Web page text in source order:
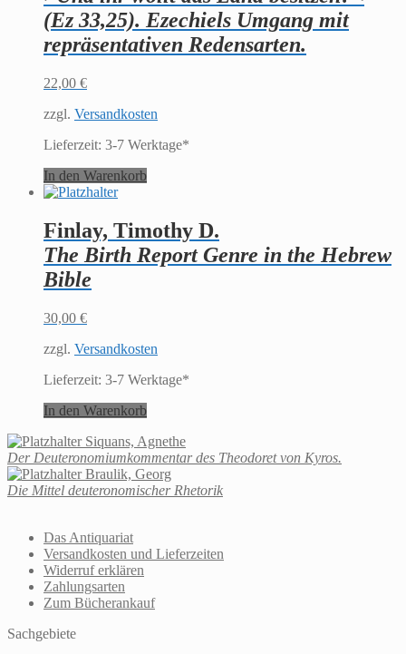
(Ez 33,25). Ezechiels Umgang mit
repräsentativen Redensarten.
22,00 €
zzgl. Versandkosten
Lieferzeit: 3-7 Werktage*
In den Warenkorb
Finlay, Timothy D.
The Birth Report Genre in the Hebrew
Bible
30,00 €
zzgl. Versandkosten
Lieferzeit: 3-7 Werktage*
In den Warenkorb
Siquans, Agnethe
Der Deuteronomiumkommentar des Theodoret von Kyros.
Braulik, Georg
Die Mittel deuteronomischer Rhetorik
Das Antiquariat
Versandkosten und Lieferzeiten
Widerruf erklären
Zahlungsarten
Zum Bücherankauf
Sachgebiete